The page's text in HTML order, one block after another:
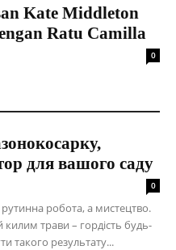
Kate Middleton
Ratu Camilla
0
для вашого саду
0
робота, а мистецтво.
килим трави – гордість будь-
такого результату...